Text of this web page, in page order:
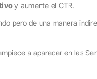
y aumente el CTR.
pero de una manera
a aparecer en las